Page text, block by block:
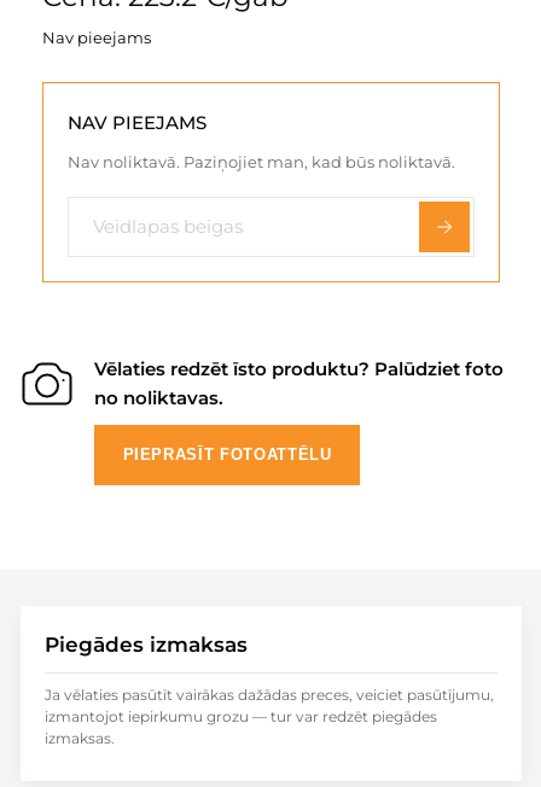
Nav pieejams
NAV PIEEJAMS
Nav noliktavā. Paziņojiet man, kad būs noliktavā.
Vēlaties redzēt īsto produktu? Palūdziet foto
no noliktavas.
PIEPRASĪT FOTOATTĒLU
Piegādes izmaksas
Ja vēlaties pasūtīt vairākas dažādas preces, veiciet pasūtījumu,
izmantojot iepirkumu grozu — tur var redzēt piegādes
izmaksas.